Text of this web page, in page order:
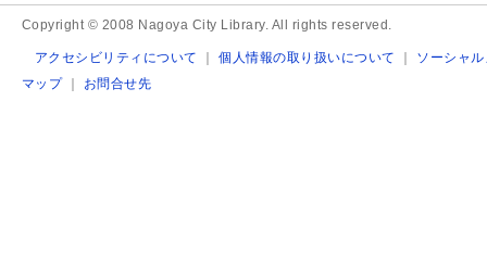
Copyright © 2008 Nagoya City Library. All rights reserved.
アクセシビリティについて ｜個人情報の取り扱いについて ｜ ソーシャ
マップ｜ お問合せ先